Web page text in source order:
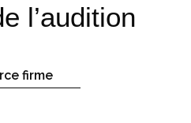
l’audition
firme